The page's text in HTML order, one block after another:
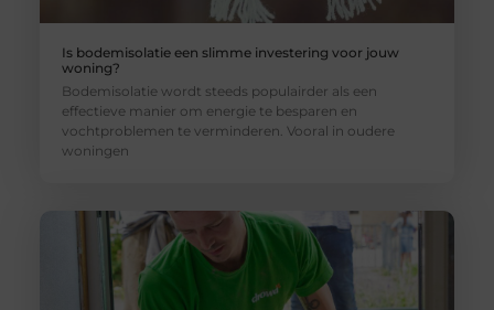
Is bodemisolatie een slimme investering voor jouw
woning?
Bodemisolatie wordt steeds populairder als een
effectieve manier om energie te besparen en
vochtproblemen te verminderen. Vooral in oudere
woningen